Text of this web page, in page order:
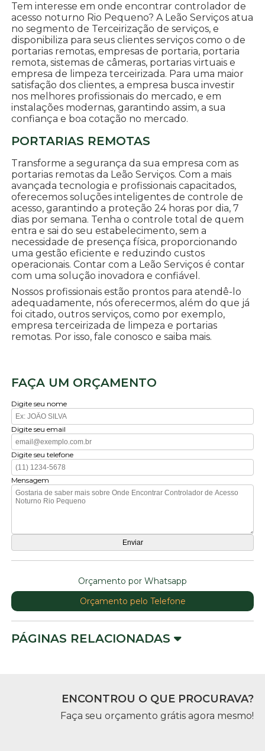
Tem interesse em onde encontrar controlador de
acesso noturno Rio Pequeno? A Leão Serviços atua
no segmento de Terceirização de serviços, e
disponibiliza para seus clientes serviços como o de
portarias remotas, empresas de portaria, portaria
remota, sistemas de câmeras, portarias virtuais e
empresa de limpeza terceirizada. Para uma maior
satisfação dos clientes, a empresa busca investir
nos melhores profissionais do mercado, e em
instalações modernas, garantindo assim, a sua
confiança e boa cotação no mercado.
PORTARIAS REMOTAS
Transforme a segurança da sua empresa com as
portarias remotas da Leão Serviços. Com a mais
avançada tecnologia e profissionais capacitados,
oferecemos soluções inteligentes de controle de
acesso, garantindo a proteção 24 horas por dia, 7
dias por semana. Tenha o controle total de quem
entra e sai do seu estabelecimento, sem a
necessidade de presença física, proporcionando
uma gestão eficiente e reduzindo custos
operacionais. Contar com a Leão Serviços é contar
com uma solução inovadora e confiável.
Nossos profissionais estão prontos para atendê-lo
adequadamente, nós oferecermos, além do que já
foi citado, outros serviços, como por exemplo,
empresa terceirizada de limpeza e portarias
remotas. Por isso, fale conosco e saiba mais.
FAÇA UM ORÇAMENTO
Digite seu nome
Digite seu email
Digite seu telefone
Mensagem
Orçamento por Whatsapp
Orçamento pelo Telefone
PÁGINAS RELACIONADAS
ENCONTROU O QUE PROCURAVA?
Faça seu orçamento grátis agora mesmo!